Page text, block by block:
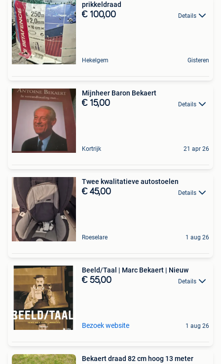
prikkeldraad
€ 100,00 Details
Hekelgem Gisteren
Mijnheer Baron Bekaert
€ 15,00 Details
Kortrijk 21 apr 26
Twee kwalitatieve autostoelen
€ 45,00 Details
Roeselare 1 aug 26
Beeld/Taal | Marc Bekaert | Nieuw
€ 55,00 Details
Bezoek website 1 aug 26
Bekaert draad 82 cm hoog 13 meter